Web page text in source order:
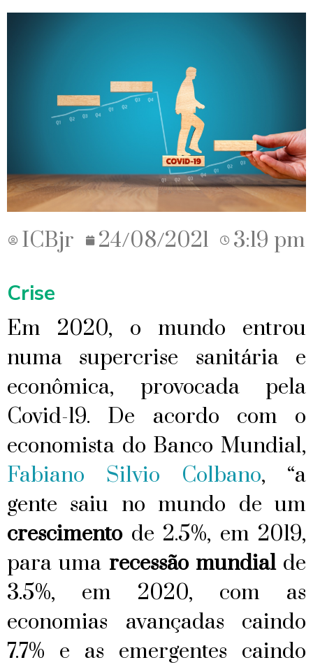
ICBjr 24/08/2021 3:19 pm
Crise
Em 2020, o mundo entrou
numa supercrise sanitária e
econômica, provocada pela
Covid-19. De acordo com o
economista do Banco Mundial,
Fabiano Silvio Colbano, “a
gente saiu no mundo de um
crescimentode 2.5%, em 2019,
para uma recessão mundialde
3.5%, em 2020, com as
economias avançadas caindo
7.7% e as emergentes caindo